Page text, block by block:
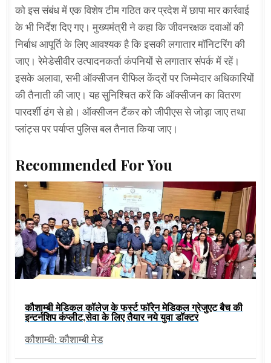
को इस संबंध में एक विशेष टीम गठित कर प्रदेश में छापा मार कार्रवाई
के भी निर्देश दिए गए। मुख्यमंत्री ने कहा कि जीवनरक्षक दवाओं की
निर्बाध आपूर्ति के लिए आवश्यक है कि इसकी लगातार माॅनिटरिंग की
जाए। रेमेडेसीवीर उत्पादनकर्ता कंपनियों से लगातार संपर्क में रहें।
इसके अलावा, सभी ऑक्सीजन रीफिल केंद्रों पर जिम्मेदार अधिकारियों
की तैनाती की जाए। यह सुनिश्चित करें कि ऑक्सीजन का वितरण
पारदर्शी ढंग से हो। ऑक्सीजन टैंकर को जीपीएस से जोड़ा जाए तथा
प्लांट्स पर पर्याप्त पुलिस बल तैनात किया जाए।
Recommended For You
कौशाम्बी मेडिकल कॉलेज के फर्स्ट फॉरेन मेडिकल ग्रेजुएट बैच की
इन्टर्नशिप कंप्लीट,सेवा के लिए तैयार नये युवा डॉक्टर
कौशाम्बी: कौशाम्बी मेड